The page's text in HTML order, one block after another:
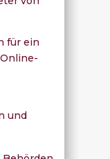
für ein
und